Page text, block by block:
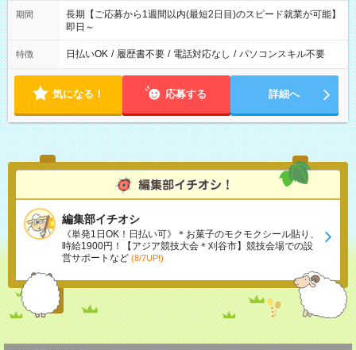
期間
長期【ご応募から1週間以内(最短2日目)のスピード就業が可能】
即日～
特徴 日払いOK / 履歴書不要 / 電話対応なし / パソコンスキル不要
気になる！ 応募する 詳細へ
編集部イチオシ
《単発1日OK！日払い可》＊お菓子のモクモクシール貼り、
時給1900円！【アジア競技大会＊刈谷市】競技会場での設
営サポートなど (8/7UP!)